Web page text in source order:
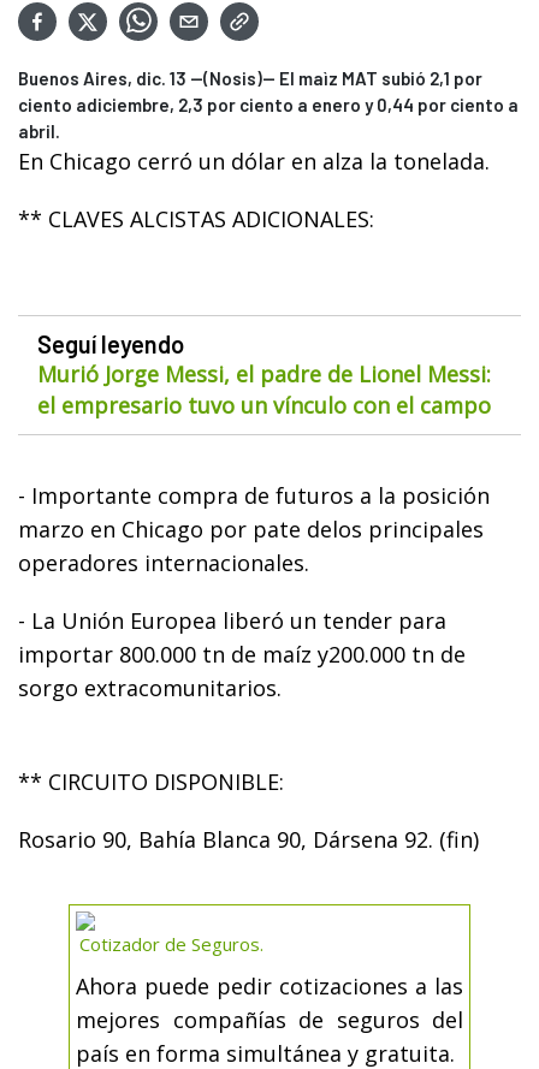
Buenos Aires, dic. 13 --(Nosis)-- El maìz MAT subió 2,1 por
ciento adiciembre, 2,3 por ciento a enero y 0,44 por ciento a
abril.
En Chicago cerró un dólar en alza la tonelada.
** CLAVES ALCISTAS ADICIONALES:
Seguí leyendo
Murió Jorge Messi, el padre de Lionel Messi:
el empresario tuvo un vínculo con el campo
- Importante compra de futuros a la posición
marzo en Chicago por pate delos principales
operadores internacionales.
- La Unión Europea liberó un tender para
importar 800.000 tn de maíz y200.000 tn de
sorgo extracomunitarios.
** CIRCUITO DISPONIBLE:
Rosario 90, Bahía Blanca 90, Dársena 92. (fin)
Cotizador de Seguros.
Ahora puede pedir cotizaciones a las
mejores compañías de seguros del
país en forma simultánea y gratuita.